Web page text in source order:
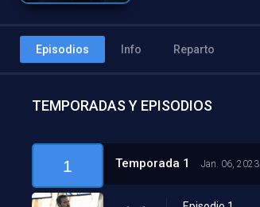
Episodios Info Reparto
TEMPORADAS Y EPISODIOS
1 Temporada 1 Jan. 06, 2023